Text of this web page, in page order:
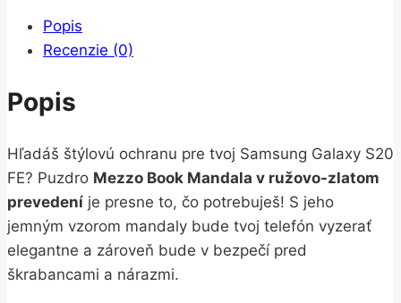
Popis
Recenzie (0)
Popis
Hľadáš štýlovú ochranu pre tvoj Samsung Galaxy S20
FE? Puzdro Mezzo Book Mandala v ružovo-zlatom
prevedení je presne to, čo potrebuješ! S jeho
jemným vzorom mandaly bude tvoj telefón vyzerať
elegantne a zároveň bude v bezpečí pred
škrabancami a nárazmi.